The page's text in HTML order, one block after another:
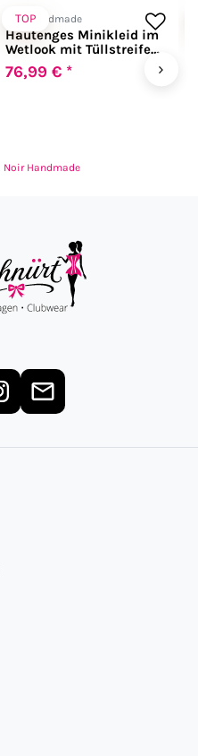
TOP
Noir Handmade
Hautenges Minikleid im
Wetlook mit Tüllstreifen
in schwarz
76,99 € * ›
Noir Handmade